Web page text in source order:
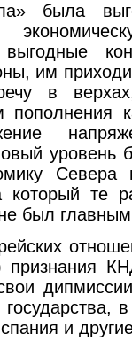
была
им
в
пополнения
уровень
Севера
те
был
признания
и